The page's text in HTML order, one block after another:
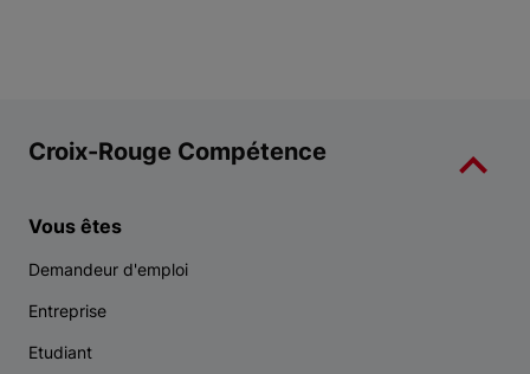
Croix-Rouge Compétence
Vous êtes
Demandeur d'emploi
Entreprise
Etudiant